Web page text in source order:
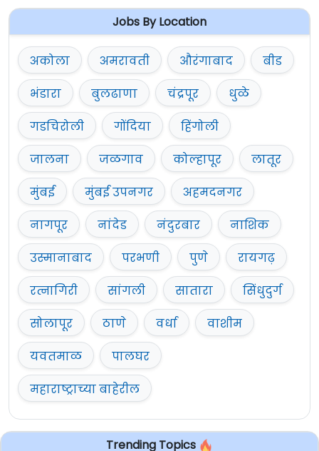
Jobs By Location
अकोला अमरावती औरंगाबाद
बीड
भंडारा
बुलढाणा चंद्रपूर
धुळे
गडचिरोली
गोंदिया
हिंगोली
जालना
जळगाव कोल्हापूर
लातूर
मुंबई
मुंबई उपनगर
अहमदनगर
नागपूर
नांदेड नंदुरबार
नाशिक
उस्मानाबाद
परभणी पुणे
रायगढ़
रत्नागिरी
सांगली सातारा
सिंधुदुर्ग
सोलापूर
ठाणे वर्धा
वाशीम
यवतमाळ
पालघर
महाराष्ट्राच्या बाहेरील
Trending Topics